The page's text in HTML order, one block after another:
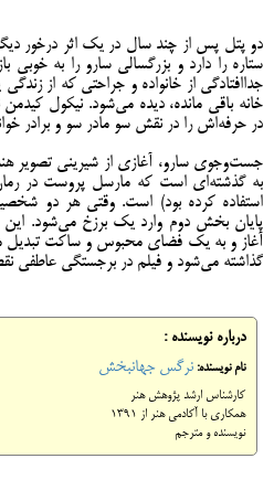
دو پتل پس از چند سال در یک اثر درخور
ستاره را دارد و بزرگسالی سارو را به
جداافتادگی از خانواده و جراحتی که از
خانه باقی مانده، دیده می‌شود. نیکول
در حرفه‌اش را در نقش سو مادر سو و برادر
جست‌وجوی سارو، آغازی از شیرینی تصویر
به گذشته‌ای است که مارسل پروست در
استفاده کرده بود) است. وقتی هر دو
پایان بخش دوم وارد یک برزخ می‌شود. این
آغاز و به یک فضای محبوس و ساکت تبدیل
گذاشته می‌شود و فیلم در برجستگی عاطفی
درباره نویسنده :
نام نویسنده: نرگس جهانبخش
کارشناس ارشد پژوهش هنر
همکاری با آکادمی هنر از 1391
نویسنده و مترجم